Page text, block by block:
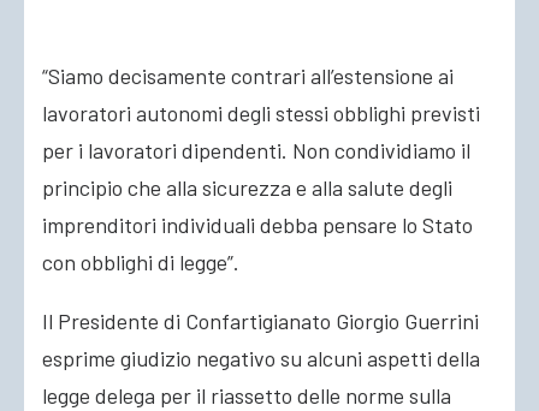
“Siamo decisamente contrari all’estensione ai
lavoratori autonomi degli stessi obblighi previsti
per i lavoratori dipendenti. Non condividiamo il
principio che alla sicurezza e alla salute degli
imprenditori individuali debba pensare lo Stato
con obblighi di legge”.
Il Presidente di Confartigianato Giorgio Guerrini
esprime giudizio negativo su alcuni aspetti della
legge delega per il riassetto delle norme sulla